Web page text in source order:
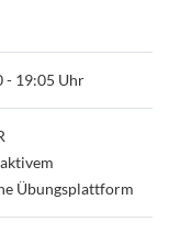
- 19:05 Uhr
Übungsplattform